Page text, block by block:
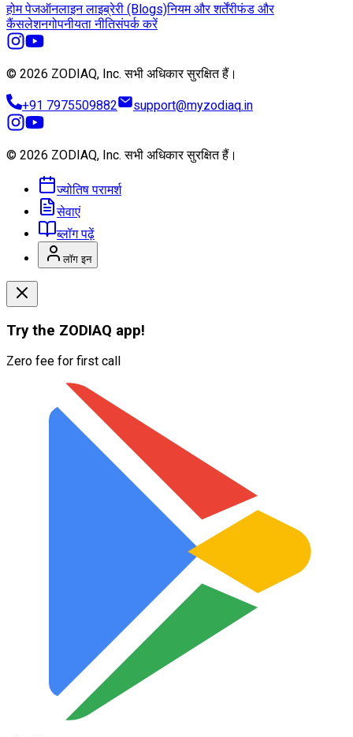
होम पेजऑनलाइन लाइब्रेरी (Blogs)नियम और शर्तेंरीफंड और
कैंसलेशनगोपनीयता नीतिसंपर्क करें
© 2026 ZODIAQ, Inc.सभी अधिकार सुरक्षित हैं।
+91 7975509882 support@myzodiaq.in
© 2026 ZODIAQ, Inc.सभी अधिकार सुरक्षित हैं।
ज्योतिष परामर्श
सेवाएं
ब्लॉग पढ़ें
लॉग इन
Try the ZODIAQ app!
Zero fee for first call